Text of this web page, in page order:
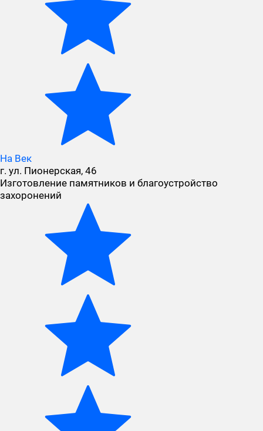
На Век
г. ул. Пионерская, 46
Изготовление памятников и благоустройство
захоронений